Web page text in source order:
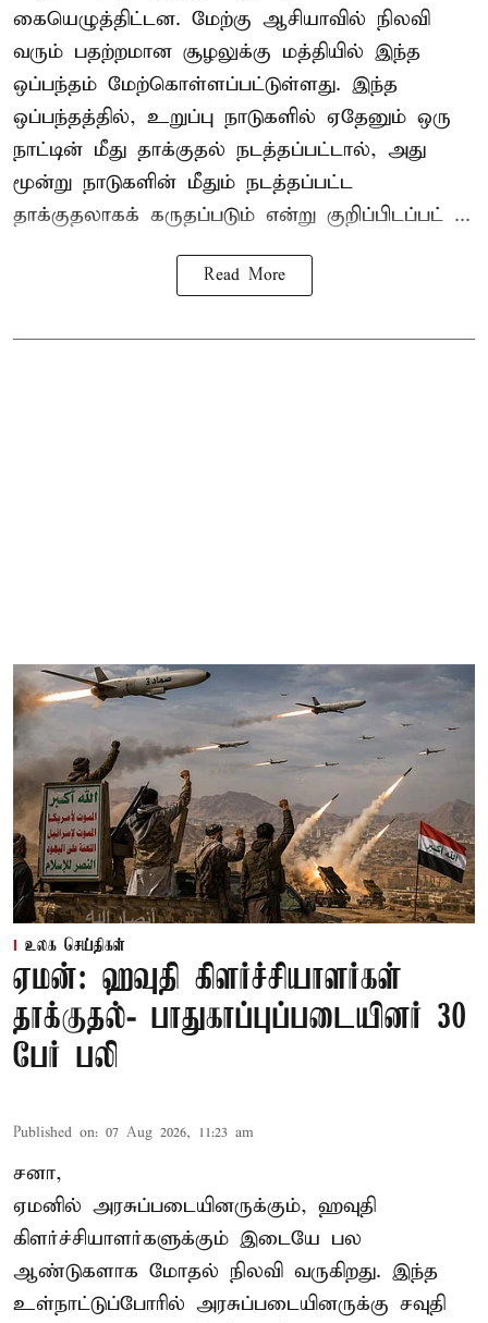
கையெழுத்திட்டன. மேற்கு ஆசியாவில் நிலவி
வரும் பதற்றமான சூழலுக்கு மத்தியில் இந்த
ஒப்பந்தம் மேற்கொள்ளப்பட்டுள்ளது. இந்த
ஒப்பந்தத்தில், உறுப்பு நாடுகளில் ஏதேனும் ஒரு
நாட்டின் மீது தாக்குதல் நடத்தப்பட்டால், அது
மூன்று நாடுகளின் மீதும் நடத்தப்பட்ட
தாக்குதலாகக் கருதப்படும் என்று குறிப்பிடப்பட் ...
Read More
உலக செய்திகள்
ஏமன்: ஹவுதி கிளர்ச்சியாளர்கள்
தாக்குதல்- பாதுகாப்புப்படையினர் 30
பேர் பலி
Published on: 07 Aug 2026, 11:23 am
சனா,
ஏமனில் அரசுப்படையினருக்கும், ஹவுதி
கிளர்ச்சியாளர்களுக்கும் இடையே பல
ஆண்டுகளாக மோதல் நிலவி வருகிறது. இந்த
உள்நாட்டுப்போரில் அரசுப்படையினருக்கு சவுதி